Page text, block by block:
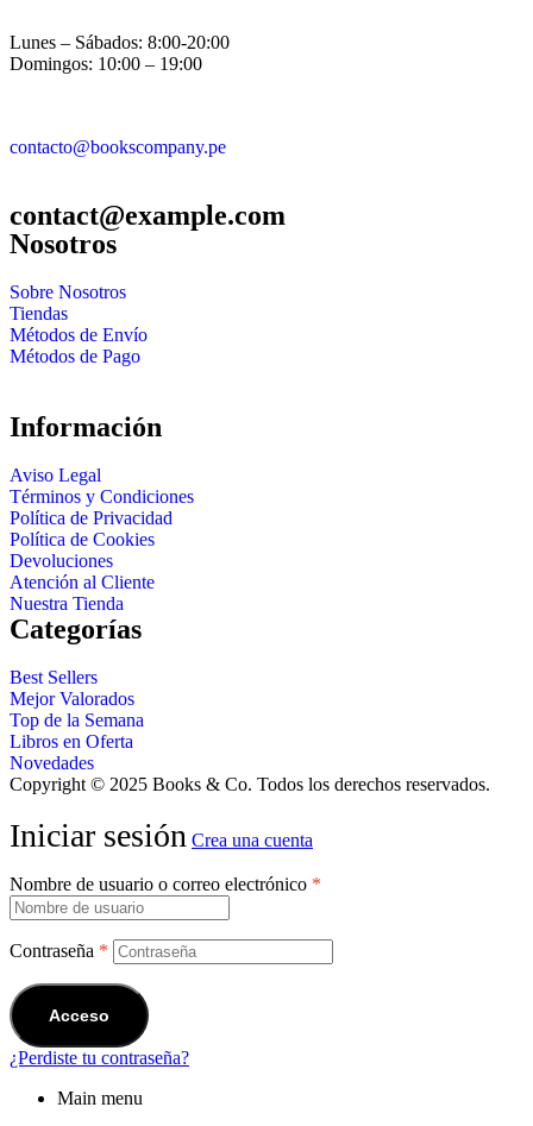
Lunes – Sábados: 8:00-20:00
Domingos: 10:00 – 19:00
contacto@bookscompany.pe
contact@example.com
Nosotros
Sobre Nosotros
Tiendas
Métodos de Envío
Métodos de Pago
Información
Aviso Legal
Términos y Condiciones
Política de Privacidad
Política de Cookies
Devoluciones
Atención al Cliente
Nuestra Tienda
Categorías
Best Sellers
Mejor Valorados
Top de la Semana
Libros en Oferta
Novedades
Copyright © 2025 Books & Co. Todos los derechos reservados.
Iniciar sesión Crea una cuenta
Nombre de usuario o correo electrónico *
Contraseña *
Acceso
¿Perdiste tu contraseña?
Main menu